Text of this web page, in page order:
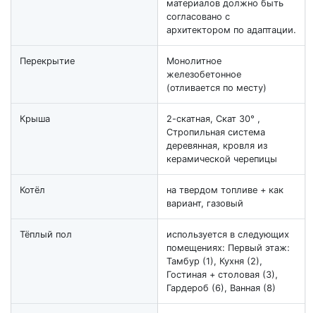
материалов должно быть
согласовано с
архитектором по адаптации.
Перекрытие
Монолитное
железобетонное
(отливается по месту)
Крыша
2-скатная, Скат 30° ,
Стропильная система
деревянная, кровля из
керамической черепицы
Котёл
на твердом топливе + как
вариант, газовый
Тёплый пол
используется в следующих
помещениях: Первый этаж:
Тамбур (1), Кухня (2),
Гостиная + столовая (3),
Гардероб (6), Ванная (8)